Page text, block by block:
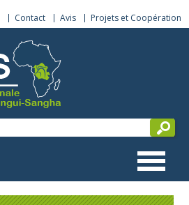
Contact Avis
Projets et Coopération